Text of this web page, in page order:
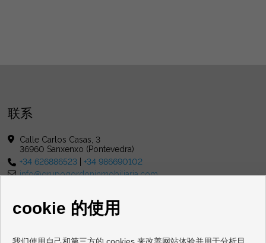
联系
Calle Carlos Casas, 3
36960 Sanxenxo (Pontevedra)
+34 626886523 |+34 986690102
info@grupogordoninmobiliaria.com
星期六 : 10:00 - 13:00
cookie 的使用